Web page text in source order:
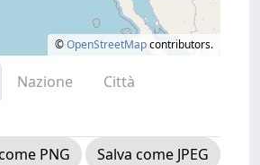
©OpenStreetMapcontributors.
Nazione
Città
PNG
Salva come JPEG